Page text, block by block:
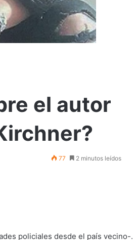
el autor
77 2 minutos leídos
policiales desde el país vecino-.